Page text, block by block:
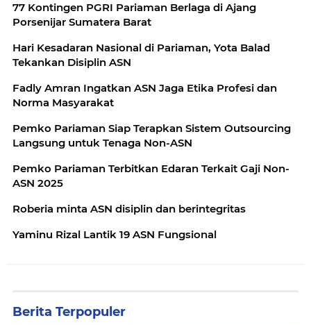
77 Kontingen PGRI Pariaman Berlaga di Ajang
Porsenijar Sumatera Barat
Hari Kesadaran Nasional di Pariaman, Yota Balad
Tekankan Disiplin ASN
Fadly Amran Ingatkan ASN Jaga Etika Profesi dan
Norma Masyarakat
Pemko Pariaman Siap Terapkan Sistem Outsourcing
Langsung untuk Tenaga Non-ASN
Pemko Pariaman Terbitkan Edaran Terkait Gaji Non-
ASN 2025
Roberia minta ASN disiplin dan berintegritas
Yaminu Rizal Lantik 19 ASN Fungsional
Berita Terpopuler